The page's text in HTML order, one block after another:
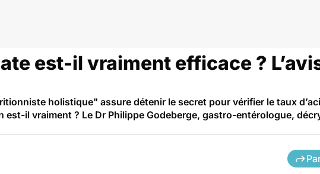
est-il vraiment efficace ?
holistique" assure détenir le secret pour vérifier le taux
est-il vraiment ? Le Dr Philippe Godeberge, gastro-entérologue,